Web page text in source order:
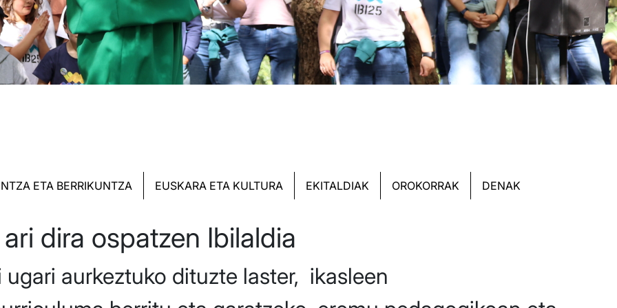
ETA BERRIKUNTZA EUSKARA ETA KULTURA EKITALDIAK OROKORRAK DENAK
dira ospatzen Ibilaldia
aurkeztuko dituzte laster, ikasleen